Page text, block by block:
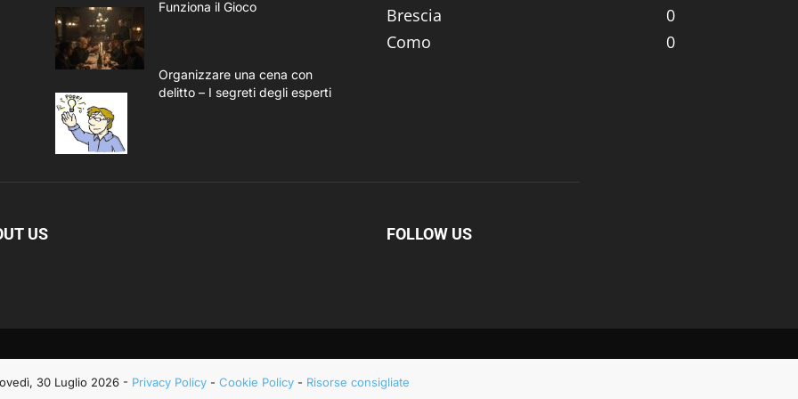
Funziona il Gioco
Organizzare una cena con
delitto – I segreti degli esperti
Brescia
0
Como
0
US FOLLOW US
30 Luglio 2026 - Privacy Policy - Cookie Policy - Risorse consigliate